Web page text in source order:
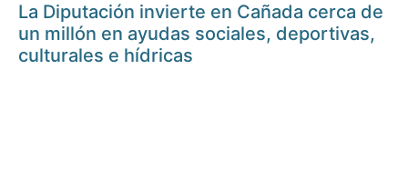
La Diputación invierte en Cañada cerca de
un millón en ayudas sociales, deportivas,
culturales e hídricas